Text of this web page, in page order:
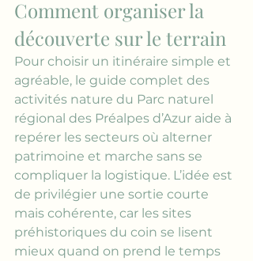
Comment organiser la
découverte sur le terrain
Pour choisir un itinéraire simple et
agréable, le guide complet des
activités nature du Parc naturel
régional des Préalpes d’Azur aide à
repérer les secteurs où alterner
patrimoine et marche sans se
compliquer la logistique. L’idée est
de privilégier une sortie courte
mais cohérente, car les sites
préhistoriques du coin se lisent
mieux quand on prend le temps